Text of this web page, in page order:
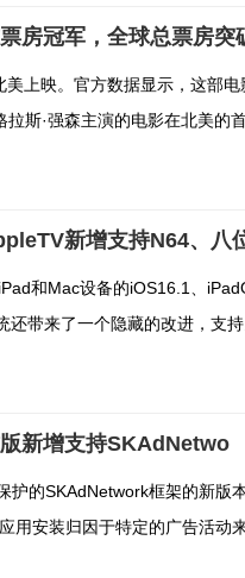
房冠军，全球总票房突
上映。官方数据显示，这部
斯·强森主演的电影在北美的
新增支持N64、八
和Mac设备的iOS16.1、
还带来了一个隐藏的改进，支
新增支持SKAdNetwo
护的SKAdNetwork框架的新
用安装归因于特定的广告活动